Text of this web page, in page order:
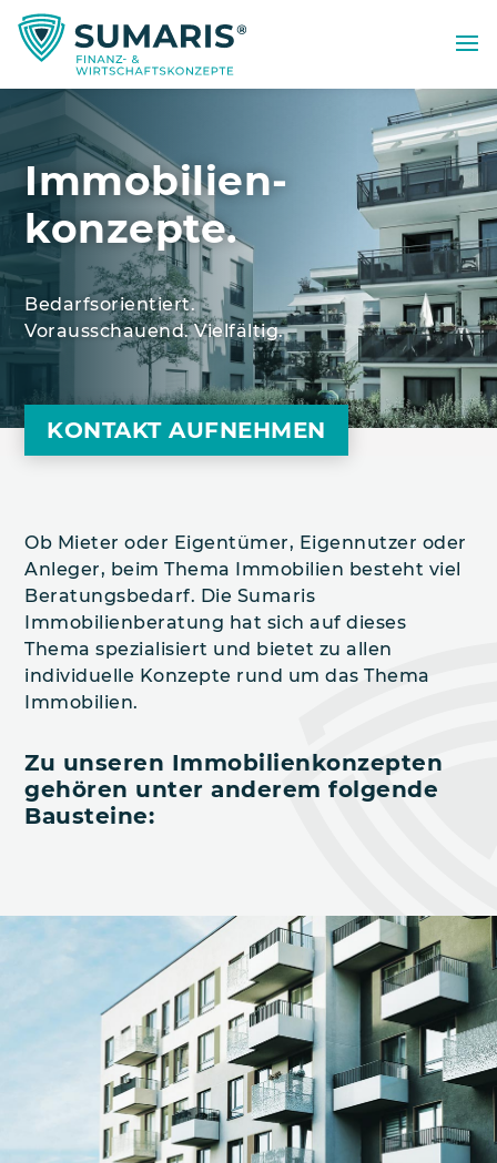
Immobilien­
konzepte.
Bedarfsorientiert.
Vorausschauend. Vielfältig.
KONTAKT AUFNEHMEN
Ob Mieter oder Eigentümer, Eigennutzer oder
Anleger, beim Thema Immobilien besteht viel
Beratungsbedarf. Die Sumaris
Immobilienberatung hat sich auf dieses
Thema spezialisiert und bietet zu allen
individuelle Konzepte rund um das Thema
Immobilien.
Zu unseren Immobilien­konzepten
gehören unter anderem folgende
Bausteine: